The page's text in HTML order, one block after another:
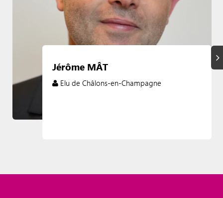
Jérôme MÂT
Elu de Châlons-en-Champagne